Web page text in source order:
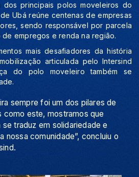
dos principais polos moveleiros do
Ubá reúne centenas de empresas
sendo responsável por parcela
empregos e renda na região.
mais desafiadores da história
articulada pelo Intersind
do polo moveleiro também se
sempre foi um dos pilares de
como este, mostramos que
traduz em solidariedade e
nossa comunidade”, concluiu o